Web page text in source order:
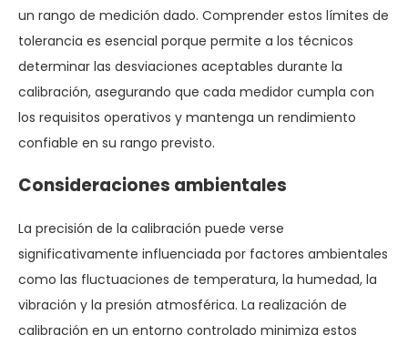
un rango de medición dado. Comprender estos límites de
tolerancia es esencial porque permite a los técnicos
determinar las desviaciones aceptables durante la
calibración, asegurando que cada medidor cumpla con
los requisitos operativos y mantenga un rendimiento
confiable en su rango previsto.
Consideraciones ambientales
La precisión de la calibración puede verse
significativamente influenciada por factores ambientales
como las fluctuaciones de temperatura, la humedad, la
vibración y la presión atmosférica. La realización de
calibración en un entorno controlado minimiza estos